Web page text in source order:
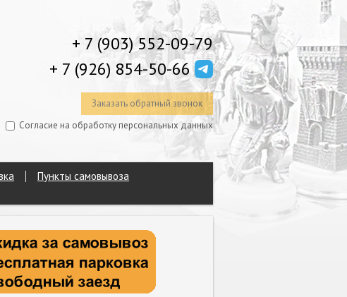
+ 7 (903) 552-09-79
+ 7 (926) 854-50-66
Заказать обратный звонок
Согласие на обработку персональных данных
Пункты самовывоза